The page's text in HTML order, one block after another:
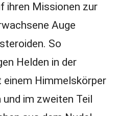
ihren Missionen zur
Auge
So
Helden in der
Himmelskörper
im zweiten Teil